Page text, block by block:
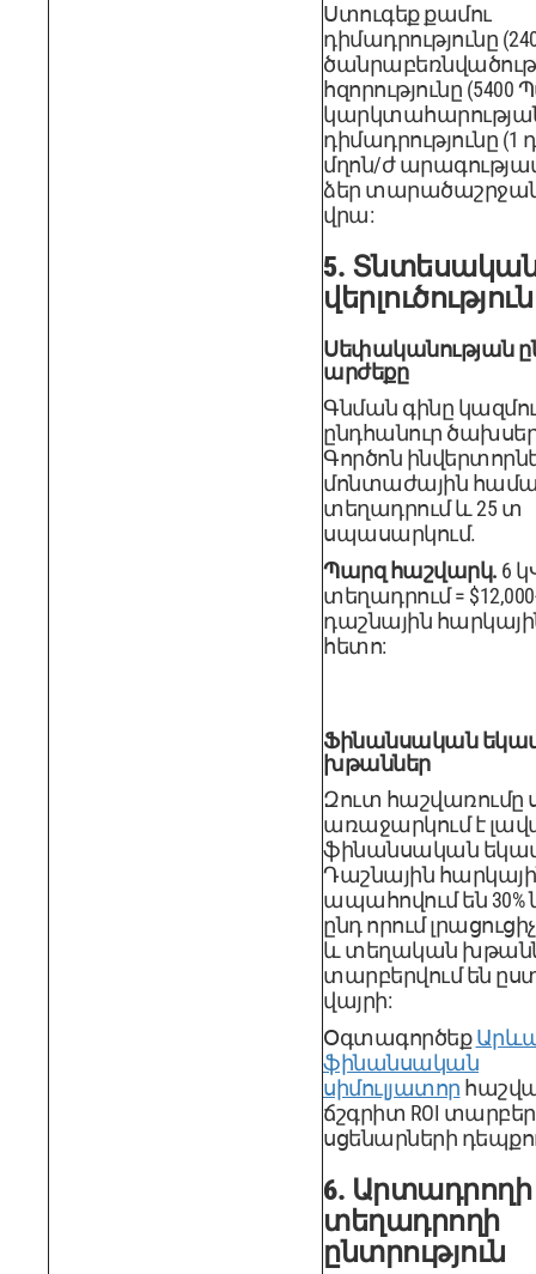
Ստուգեք քամու
դիմադրությունը
հզորությունը (5400
դիմադրությունը (1
մղոն/ժ
ձեր
վրա:
5.
Սեփականության
արժեքը
Գնման գինը
ընդհանուր ծախսերի
Գործոն
մոնտաժային
տեղադրում և 25 տ
սպասարկում.
Պարզ հաշվարկ. 6
տեղադրում =
դաշնային
հետո:
Ֆինանսական
խթաններ
Զուտ հաշվառումը
առաջարկում է
ֆինանսական
Դաշնային
ապահովում են 30%
ընդ որում
​​և տեղական
տարբերվում են
վայրի:
Օգտագործեք
ֆինանսական
սիմուլյատոր
ճշգրիտ ROI տարբեր
սցենարների
6.
տեղադրողի
ընտրություն